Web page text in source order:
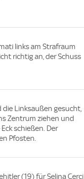
links am Strafraum
richtig an, der Schuss
Linksaußen gesucht,
Zentrum ziehen und
schießen. Der
Pfosten.
(19) für Selina Cerci